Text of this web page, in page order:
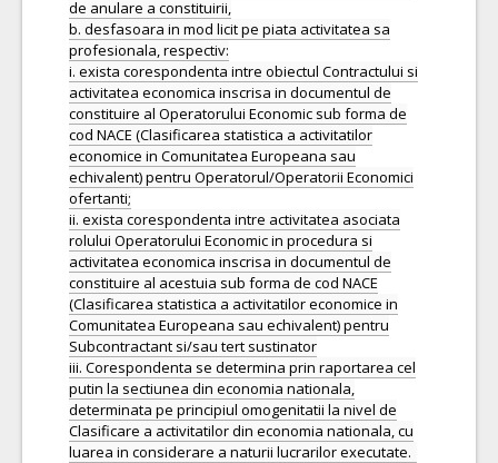
de anulare a constituirii,
b. desfasoara in mod licit pe piata activitatea sa
profesionala, respectiv:
i. exista corespondenta intre obiectul Contractului si
activitatea economica inscrisa in documentul de
constituire al Operatorului Economic sub forma de
cod NACE (Clasificarea statistica a activitatilor
economice in Comunitatea Europeana sau
echivalent) pentru Operatorul/Operatorii Economici
ofertanti;
ii. exista corespondenta intre activitatea asociata
rolului Operatorului Economic in procedura si
activitatea economica inscrisa in documentul de
constituire al acestuia sub forma de cod NACE
(Clasificarea statistica a activitatilor economice in
Comunitatea Europeana sau echivalent) pentru
Subcontractant si/sau tert sustinator
iii. Corespondenta se determina prin raportarea cel
putin la sectiunea din economia nationala,
determinata pe principiul omogenitatii la nivel de
Clasificare a activitatilor din economia nationala, cu